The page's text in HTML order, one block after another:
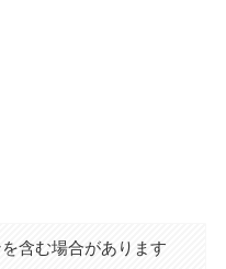
含む場合があります